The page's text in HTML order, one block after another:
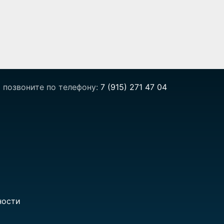
по телефону: 7 (915) 271 47 04